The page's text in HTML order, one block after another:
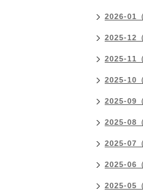
2026-01（
2025-12（
2025-11（
2025-10（
2025-09（
2025-08（
2025-07（
2025-06（
2025-05（